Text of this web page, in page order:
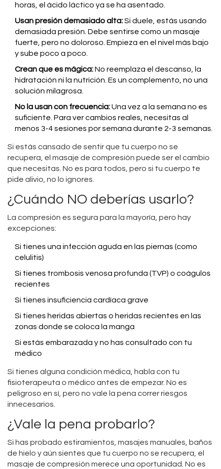
horas, el ácido láctico ya se ha asentado.
Usan presión demasiado alta:Si duele, estás usando
demasiada presión. Debe sentirse como un masaje
fuerte, pero no doloroso. Empieza en el nivel más bajo
y sube poco a poco.
Crean que es mágica:No reemplaza el descanso, la
hidratación ni la nutrición. Es un complemento, no una
solución milagrosa.
No la usan con frecuencia:Una vez a la semana no es
suficiente. Para ver cambios reales, necesitas al
menos 3-4 sesiones por semana durante 2-3 semanas.
Si estás cansado de sentir que tu cuerpo no se
recupera, el masaje de compresión puede ser el cambio
que necesitas. No es para todos, pero si tu cuerpo te
pide alivio, no lo ignores.
¿Cuándo NO deberías usarlo?
La compresión es segura para la mayoría, pero hay
excepciones:
Si tienes una infección aguda en las piernas (como
celulitis)
Si tienes trombosis venosa profunda (TVP) o coágulos
recientes
Si tienes insuficiencia cardíaca grave
Si tienes heridas abiertas o heridas recientes en las
zonas donde se coloca la manga
Si estás embarazada y no has consultado con tu
médico
Si tienes alguna condición médica, habla con tu
fisioterapeuta o médico antes de empezar. No es
peligroso en sí, pero no vale la pena correr riesgos
innecesarios.
¿Vale la pena probarlo?
Si has probado estiramientos, masajes manuales, baños
de hielo y aún sientes que tu cuerpo no se recupera, el
masaje de compresión merece una oportunidad. No es